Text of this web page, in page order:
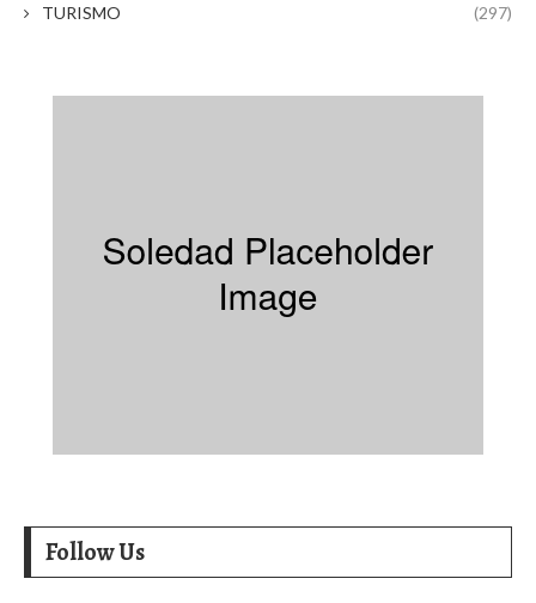
TURISMO (297)
Follow Us